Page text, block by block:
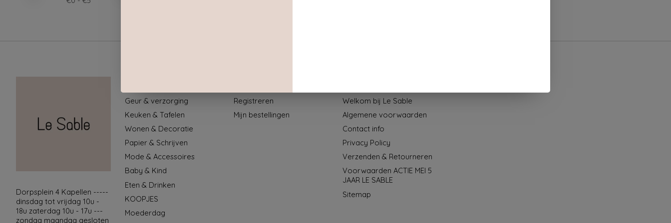
Dorpsplein 4 Kapellen -----
dinsdag tot vrijdag 10u -
18u zaterdag 10u - 17u ---
zondag maandag gesloten
Geur & verzorging
Keuken & Tafelen
Wonen & Decoratie
Papier & Schrijven
Mode & Accessoires
Baby & Kind
Eten & Drinken
KOOPJES
Moederdag
Registreren
Mijn bestellingen
Welkom bij Le Sable
Algemene voorwaarden
Contact info
Privacy Policy
Verzenden & Retourneren
Voorwaarden ACTIE MEI 5
JAAR LE SABLE
Sitemap